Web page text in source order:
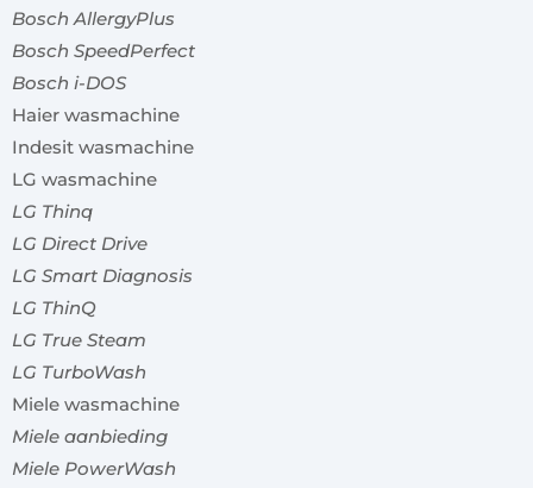
Bosch AllergyPlus
Bosch SpeedPerfect
Bosch i-DOS
Haier wasmachine
Indesit wasmachine
LG wasmachine
LG Thinq
LG Direct Drive
LG Smart Diagnosis
LG ThinQ
LG True Steam
LG TurboWash
Miele wasmachine
Miele aanbieding
Miele PowerWash